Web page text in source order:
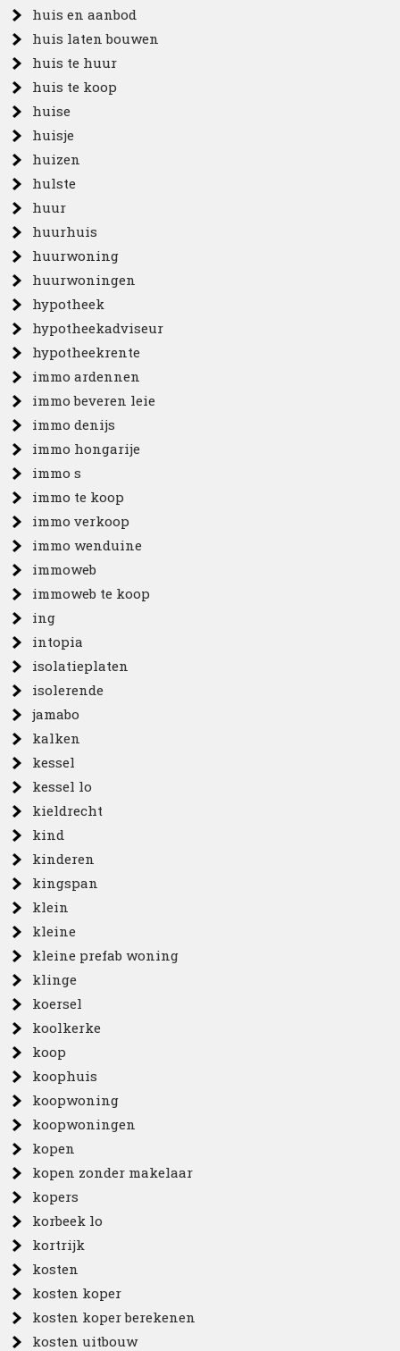
huis en aanbod
huis laten bouwen
huis te huur
huis te koop
huise
huisje
huizen
hulste
huur
huurhuis
huurwoning
huurwoningen
hypotheek
hypotheekadviseur
hypotheekrente
immo ardennen
immo beveren leie
immo denijs
immo hongarije
immo s
immo te koop
immo verkoop
immo wenduine
immoweb
immoweb te koop
ing
intopia
isolatieplaten
isolerende
jamabo
kalken
kessel
kessel lo
kieldrecht
kind
kinderen
kingspan
klein
kleine
kleine prefab woning
klinge
koersel
koolkerke
koop
koophuis
koopwoning
koopwoningen
kopen
kopen zonder makelaar
kopers
korbeek lo
kortrijk
kosten
kosten koper
kosten koper berekenen
kosten uitbouw